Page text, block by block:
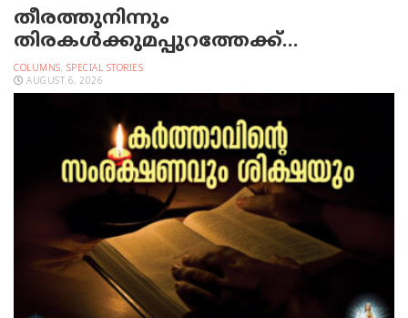
തീരത്തുനിന്നും
തിരകള്‍ക്കുമപ്പുറത്തേക്ക്…
COLUMNS, SPECIAL STORIES
AUGUST 6, 2026